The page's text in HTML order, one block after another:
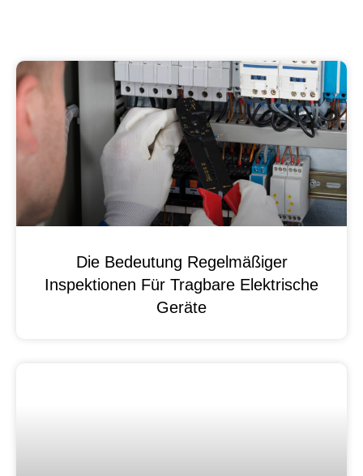
Die Bedeutung Regelmäßiger
Inspektionen Für Tragbare Elektrische
Geräte